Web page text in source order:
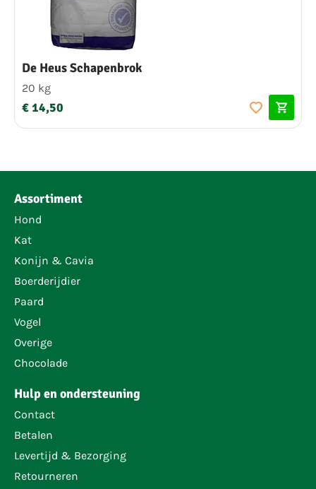
De Heus Schapenbrok
20 kg
€ 14,50
Assortiment
Hond
Kat
Konijn & Cavia
Boerderijdier
Paard
Vogel
Overige
Chocolade
Hulp en ondersteuning
Contact
Betalen
Levertijd & Bezorging
Retourneren